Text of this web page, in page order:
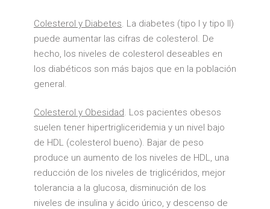
Colesterol y Diabetes. La diabetes (tipo I y tipo II)
puede aumentar las cifras de colesterol. De
hecho, los niveles de colesterol deseables en
los diabéticos son más bajos que en la población
general.
Colesterol y Obesidad. Los pacientes obesos
suelen tener hipertrigliceridemia y un nivel bajo
de HDL (colesterol bueno). Bajar de peso
produce un aumento de los niveles de HDL, una
reducción de los niveles de triglicéridos, mejor
tolerancia a la glucosa, disminución de los
niveles de insulina y ácido úrico, y descenso de